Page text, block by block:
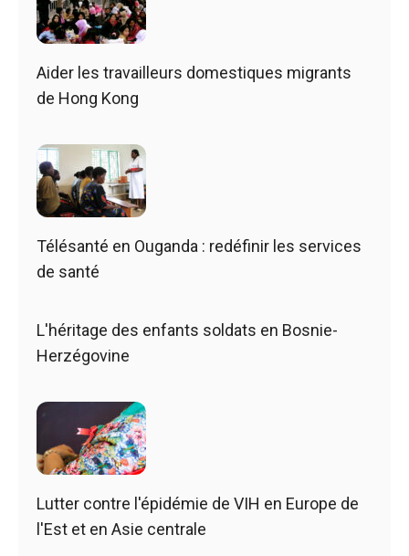
Aider les travailleurs domestiques migrants
de Hong Kong
Télésanté en Ouganda : redéfinir les services
de santé
L'héritage des enfants soldats en Bosnie-
Herzégovine
Lutter contre l'épidémie de VIH en Europe de
l'Est et en Asie centrale